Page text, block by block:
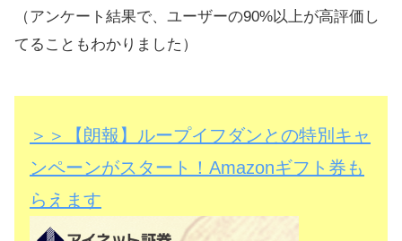
（アンケート結果で、ユーザーの90%以上が高評価し
てることもわかりました）
＞＞【朗報】ループイフダンとの特別キャ
ンペーンがスタート！Amazonギフト券も
らえます